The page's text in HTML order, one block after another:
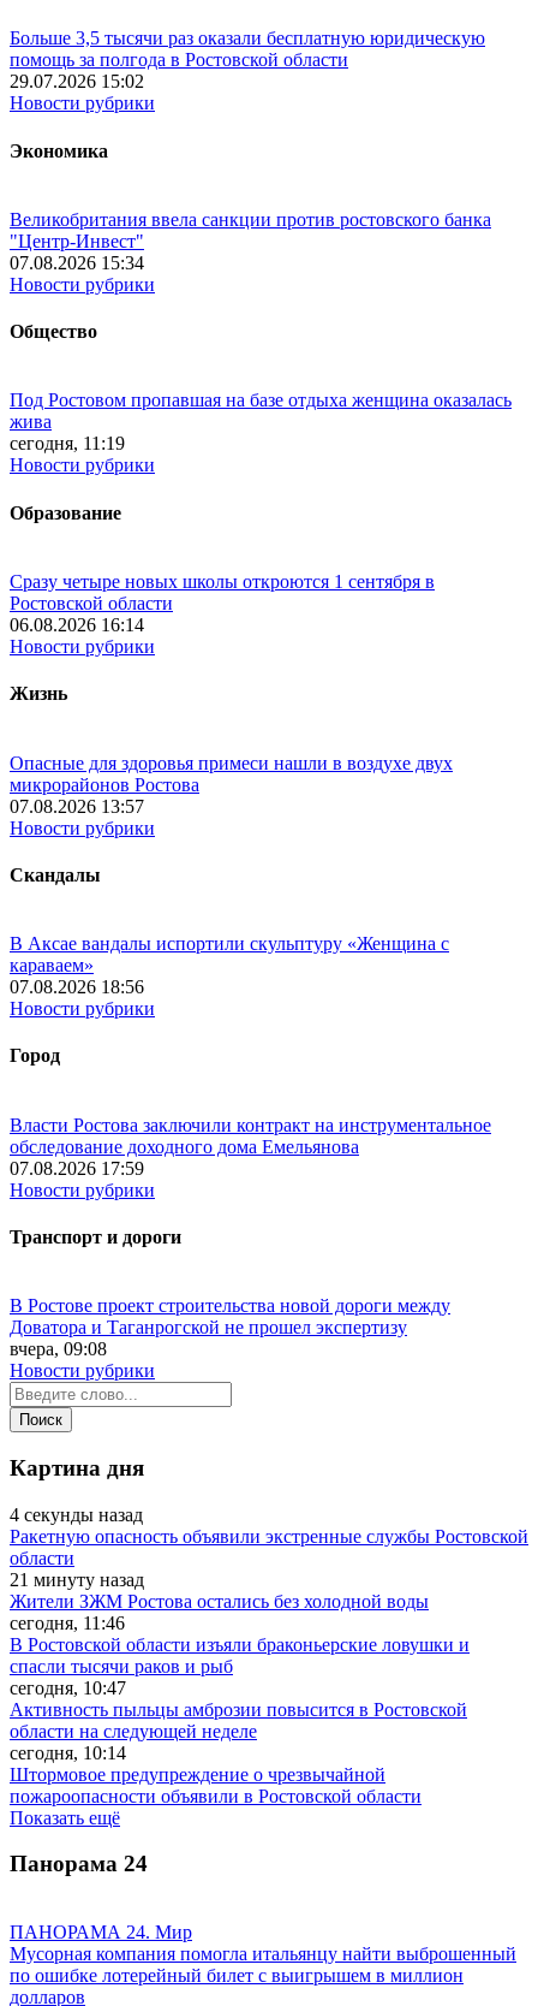
Больше 3,5 тысячи раз оказали бесплатную юридическую
помощь за полгода в Ростовской области
29.07.2026 15:02
Новости рубрики
Экономика
Великобритания ввела санкции против ростовского банка
"Центр-Инвест"
07.08.2026 15:34
Новости рубрики
Общество
Под Ростовом пропавшая на базе отдыха женщина оказалась
жива
сегодня, 11:19
Новости рубрики
Образование
Сразу четыре новых школы откроются 1 сентября в
Ростовской области
06.08.2026 16:14
Новости рубрики
Жизнь
Опасные для здоровья примеси нашли в воздухе двух
микрорайонов Ростова
07.08.2026 13:57
Новости рубрики
Скандалы
В Аксае вандалы испортили скульптуру «Женщина с
караваем»
07.08.2026 18:56
Новости рубрики
Город
Власти Ростова заключили контракт на инструментальное
обследование доходного дома Емельянова
07.08.2026 17:59
Новости рубрики
Транспорт и дороги
В Ростове проект строительства новой дороги между
Доватора и Таганрогской не прошел экспертизу
вчера, 09:08
Новости рубрики
Картина дня
4 секунды назад
Ракетную опасность объявили экстренные службы Ростовской
области
21 минуту назад
Жители ЗЖМ Ростова остались без холодной воды
сегодня, 11:46
В Ростовской области изъяли браконьерские ловушки и
спасли тысячи раков и рыб
сегодня, 10:47
Активность пыльцы амброзии повысится в Ростовской
области на следующей неделе
сегодня, 10:14
Штормовое предупреждение о чрезвычайной
пожароопасности объявили в Ростовской области
Показать ещё
Панорама 24
ПАНОРАМА 24. Мир
Мусорная компания помогла итальянцу найти выброшенный
по ошибке лотерейный билет с выигрышем в миллион
долларов